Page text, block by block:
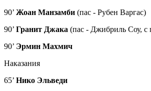
90’ Жоан Манзамби (пас - Рубен Варгас)
90’ Гранит Джака (пас - Джибриль Соу, с
90’ Эрмин Махмич
Наказания
65’ Нико Эльведи